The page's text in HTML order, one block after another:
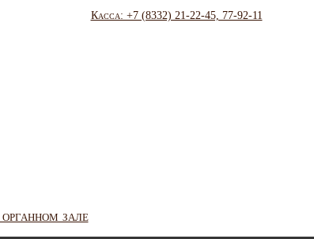
Касса: +7 (8332) 21-22-45, 77-92-11
зале